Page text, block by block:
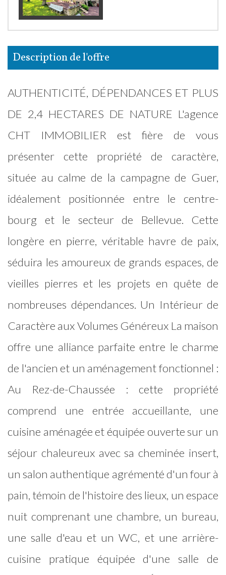
description de l'offre
AUTHENTICITÉ, DÉPENDANCES ET PLUS
DE 2,4 HECTARES DE NATURE L'agence
CHT IMMOBILIER est fière de vous
présenter cette propriété de caractère,
située au calme de la campagne de Guer,
idéalement positionnée entre le centre-
bourg et le secteur de Bellevue. Cette
longère en pierre, véritable havre de paix,
séduira les amoureux de grands espaces, de
vieilles pierres et les projets en quête de
nombreuses dépendances. Un Intérieur de
Caractère aux Volumes Généreux La maison
offre une alliance parfaite entre le charme
de l'ancien et un aménagement fonctionnel :
Au Rez-de-Chaussée : cette propriété
comprend une entrée accueillante, une
cuisine aménagée et équipée ouverte sur un
séjour chaleureux avec sa cheminée insert,
un salon authentique agrémenté d'un four à
pain, témoin de l'histoire des lieux, un espace
nuit comprenant une chambre, un bureau,
une salle d'eau et un WC, et une arrière-
cuisine pratique équipée d'une salle de